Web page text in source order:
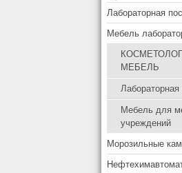
Лабораторная
Мебель
МЕБЕЛЬ
Мебель для
учреждений
Морозильные